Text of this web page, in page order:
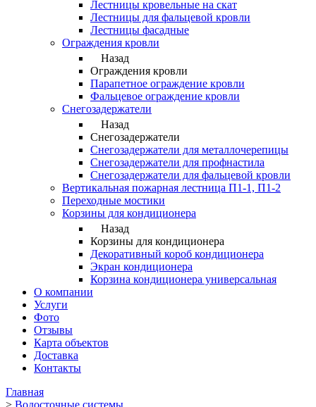
Лестницы кровельные на скат
Лестницы для фальцевой кровли
Лестницы фасадные
Ограждения кровли
Назад
Ограждения кровли
Парапетное ограждение кровли
Фальцевое ограждение кровли
Снегозадержатели
Назад
Снегозадержатели
Снегозадержатели для металлочерепицы
Снегозадержатели для профнастила
Снегозадержатели для фальцевой кровли
Вертикальная пожарная лестница П1-1, П1-2
Переходные мостики
Корзины для кондиционера
Назад
Корзины для кондиционера
Декоративный короб кондиционера
Экран кондиционера
Корзина кондиционера универсальная
О компании
Услуги
Фото
Отзывы
Карта объектов
Доставка
Контакты
Главная
> Водосточные системы